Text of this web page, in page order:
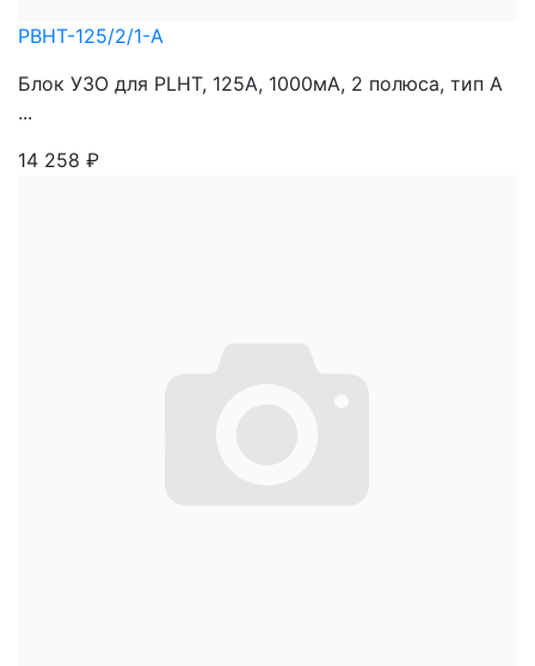
PBHT-125/2/1-A
Блок УЗО для PLHT, 125A, 1000мА, 2 полюса, тип А
...
14 258 ₽